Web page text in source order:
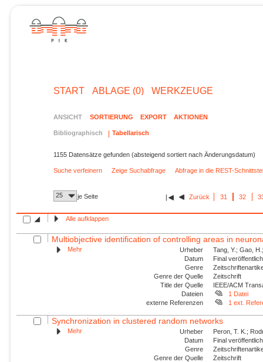
START ABLAGE (0) WERKZEUGE
ANSICHT SORTIERUNG EXPORT AKTIONEN
Bibliographisch Tabellarisch
1155 Datensätze gefunden (absteigend sortiert nach Änderungsdatum)
Suche verfeinern Zeige Suchabfrage Abfrage in die REST-
25 je Seite Zurück 31 32
Alle aufklappen
Multiobjective identification of controlling areas in
Mehr Urheber
Tang, Y.; Gao,
Datum
Final
Genre
Genre der Quelle
Zeitschrift
Title der Quelle
IEEE/ACM
Dateien
1 Datei
externe Referenzen
1 ext.
Synchronization in clustered random networks
Mehr Urheber
Peron, T. K.;
Datum
Final
Genre
Genre der Quelle
Zeitschrift